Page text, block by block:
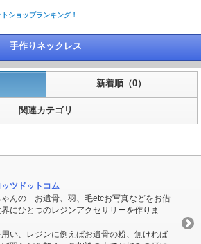
ショップランキング！
手作りネックレス
新着順（0）
関連カテゴリ
ッツドットコム
ゃんの お遺骨、羽、毛etcお写真などをお借
にひとつのレジンアクセサリーを作りま
い、レジンに例えばお遺骨の粉、無ければ